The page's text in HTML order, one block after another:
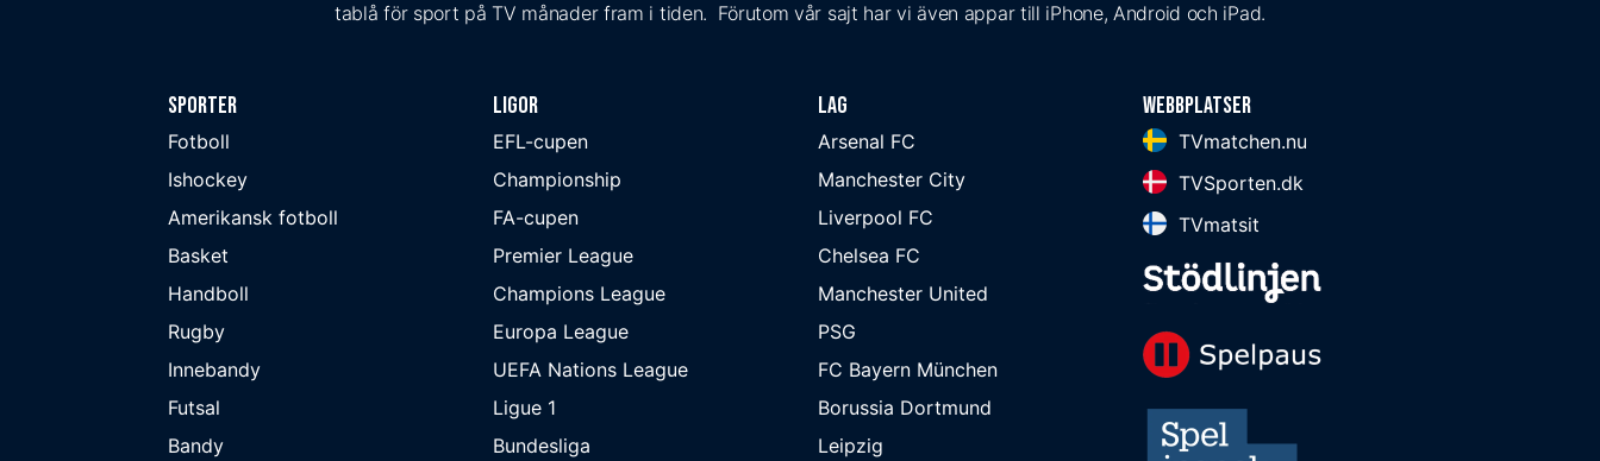
tablå för sport på TV månader fram i tiden. Förutom vår sajt har vi även appar till iPhone, Android och iPad.
Sporter
Fotboll
Ishockey
Amerikansk fotboll
Basket
Handboll
Rugby
Innebandy
Futsal
Bandy
Ligor
EFL-cupen
Championship
FA-cupen
Premier League
Champions League
Europa League
UEFA Nations League
Ligue 1
Bundesliga
Lag
Arsenal FC
Manchester City
Liverpool FC
Chelsea FC
Manchester United
PSG
FC Bayern München
Borussia Dortmund
Leipzig
Webbplatser
TVmatchen.nu
TVSporten.dk
TVmatsit